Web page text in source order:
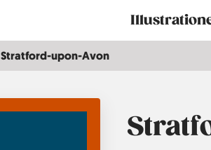
Main
navigation
Stratford-upon-Avon